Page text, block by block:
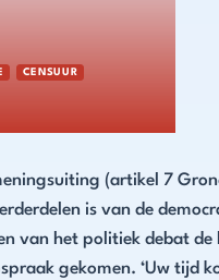
CENSUUR
(artikel 7
is van de
van het politiek debat de
gekomen. ‘Uw tijd